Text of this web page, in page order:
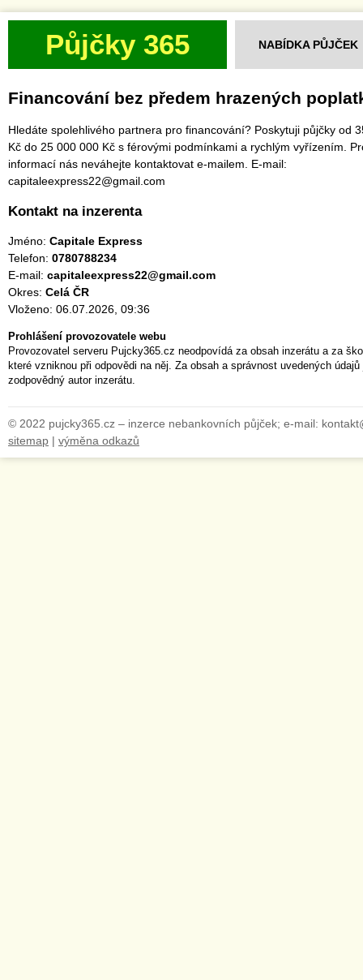
Půjčky 365 NABÍDKA PŮJČEK
Financování bez předem hrazených
Hledáte spolehlivého partnera pro financování? Poskytuji půjčky od
Kč do 25 000 000 Kč s férovými podmínkami a rychlým vyřízením.
informací nás neváhejte kontaktovat e-mailem. E-mail:
capitaleexpress22@gmail.com
Kontakt na inzerenta
Jméno: Capitale Express
Telefon: 0780788234
E-mail: capitaleexpress22@gmail.com
Okres: Celá ČR
Vloženo: 06.07.2026, 09:36
Prohlášení provozovatele webu
Provozovatel serveru Pujcky365.cz neodpovídá za obsah inzerátu a za
které vzniknou při odpovědi na něj. Za obsah a správnost uvedených
zodpovědný autor inzerátu.
© 2022 pujcky365.cz – inzerce nebankovních půjček; e-mail:
sitemap | výměna odkazů